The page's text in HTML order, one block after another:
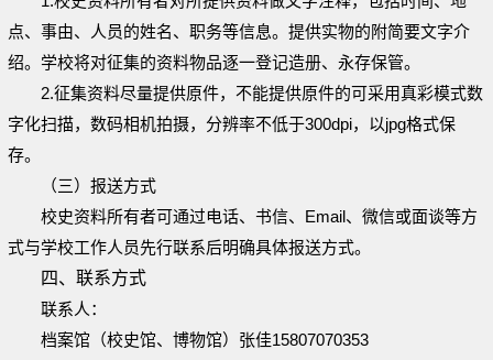
点、事由、人员的姓名、职务等信息。提供实物的附简要文字介
绍。学校将对征集的资料物品逐一登记造册、永存保管。
2.征集资料尽量提供原件，不能提供原件的可采用真彩模式数
字化扫描，数码相机拍摄，分辨率不低于300dpi，以jpg格式保
存。
（三）报送方式
校史资料所有者可通过电话、书信、Email、微信或面谈等方
式与学校工作人员先行联系后明确具体报送方式。
四、联系方式
联系人：
档案馆（校史馆、博物馆）张佳15807070353